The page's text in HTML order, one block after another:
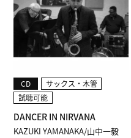
KAZUKI YAMANAKA/山中一毅
DANCER IN NIRVANA
CD
サックス・木管
試聴可能